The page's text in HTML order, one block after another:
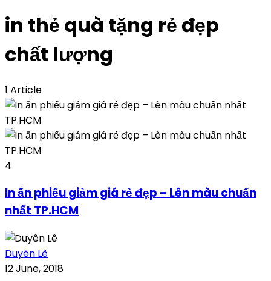
in thẻ quà tặng rẻ đẹp
chất lượng
1 Article
4
In ấn phiếu giảm giá rẻ đẹp – Lên màu chuẩn
nhất TP.HCM
Duyên Lê
12 June, 2018